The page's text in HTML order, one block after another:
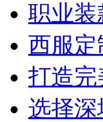
职业
西服
打造
选择